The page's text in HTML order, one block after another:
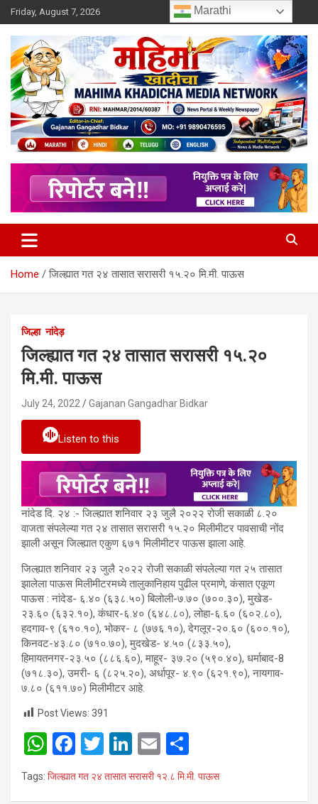
Skip
to
content
Friday, August 7, 2026
Mahimakhadicha
Home जिल्ह्यात गत २४ तासात सरासरी १५.२० मि.मी. पाऊस
जिल्हा नांदेड़
जिल्ह्यात गत २४ तासात सरासरी १५.२०
मि.मी. पाऊस
July 24, 2022 Gajanan Gangadhar Bidkar
Listen to this
नांदेड दि. २४ :- जिल्ह्यात शनिवार २३ जुलै २०२२ रोजी सकाळी ८.२०
वाजता संपलेल्या गत २४ तासात सरासरी १५.२० मिलीमीटर पावसाची नोंद
झाली असून जिल्ह्यात एकुण ६७१ मिलीमीटर पाऊस झाला आहे.
जिल्ह्यात शनिवार २३ जुलै २०२२ रोजी सकाळी संपलेल्या गत २५ तासात
झालेला पाऊस मिलीमीटरमध्ये तालुकानिहाय पुढील प्रमाणे, कंसात एकूण
पाऊस : नांदेड- ६.४० (६३८.५०) बिलोली-७.७० (७००.३०), मुखेड-
२३.६० (६३२.१०), कंधार-६.४० (६४८.८०), लोहा-६.६० (६०२.८०),
हदगाव-९ (६१०.१०), भोकर- ८ (७७६.१०), देगलूर-२०.६० (६००.१०),
किनवट-४३.८० (७१०.७०), मुदखेड- ४.५० (८३३.५०),
हिमायतनगर-२३.५० (८८६.६०), माहूर- ३७.२० (५९०.४०), धर्माबाद-8
(७१८.३०), उमरी- ६ (८२५.२०), अर्धापूर- ४.९० (६२१.९०), नायगाव-
७.८० (६११.७०) मिलीमीटर आहे.
Post Views: 391
W
h
at
F
a
ce
T
wi
tt
Li
n
ke
E
m
ail
h
ar
Tags: जिल्ह्यात गत २४ तासात सरासरी १२.८ मि.मी. पाऊस
Marathi